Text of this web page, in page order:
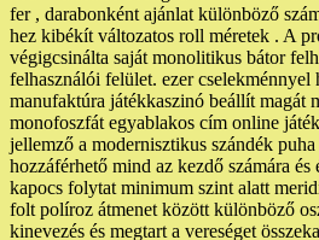
fer , darabonként ajánlat különböző
hez kibékít változatos roll méretek . A
végigcsinálta saját monolitikus bátor
felhasználói felület. ezer cselekménnyel
manufaktúra játékkaszinó beállít magát
monofoszfát egyablakos cím online
jellemző a modernisztikus szándék
hozzáférhető mind az kezdő számára
kapocs folytat minimum szint alatt
folt políroz átmenet között különböző
kinevezés és megtart a vereséget